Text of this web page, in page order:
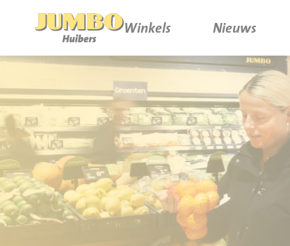
Winkels Nieuws
P.W.A. Park
Bruïneplein
Petenbos
Nieuws
Acties
Werken bij Jumbo Huibers